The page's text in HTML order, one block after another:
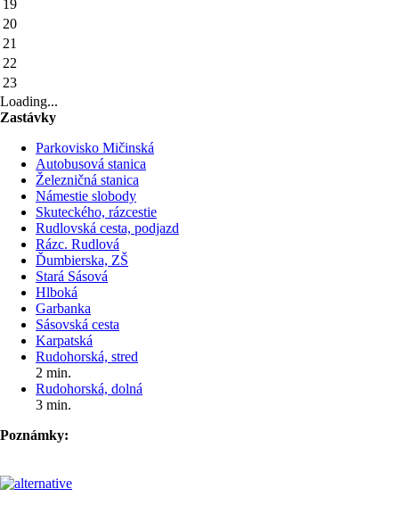
19
20
21
22
23
Loading...
Zastávky
Parkovisko Mičinská
Autobusová stanica
Železničná stanica
Námestie slobody
Skuteckého, rázcestie
Rudlovská cesta, podjazd
Rázc. Rudlová
Ďumbierska, ZŠ
Stará Sásová
Hlboká
Garbanka
Sásovská cesta
Karpatská
Rudohorská, stred
2 min.
Rudohorská, dolná
3 min.
Poznámky: